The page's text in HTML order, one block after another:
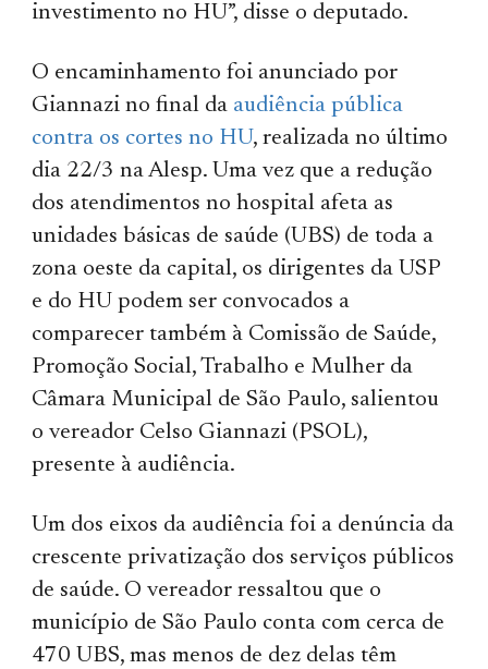
investimento no HU”, disse o deputado.
O encaminhamento foi anunciado por
Giannazi no final da audiência pública
contra os cortes no HU, realizada no último
dia 22/3 na Alesp. Uma vez que a redução
dos atendimentos no hospital afeta as
unidades básicas de saúde (UBS) de toda a
zona oeste da capital, os dirigentes da USP
e do HU podem ser convocados a
comparecer também à Comissão de Saúde,
Promoção Social, Trabalho e Mulher da
Câmara Municipal de São Paulo, salientou
o vereador Celso Giannazi (PSOL),
presente à audiência.
Um dos eixos da audiência foi a denúncia da
crescente privatização dos serviços públicos
de saúde. O vereador ressaltou que o
município de São Paulo conta com cerca de
470 UBS, mas menos de dez delas têm